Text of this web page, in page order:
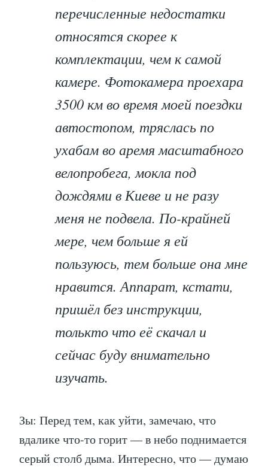
перечисленные недостатки
относятся скорее к
комплектации, чем к самой
камере. Фотокамера проехара
3500 км во время моей поездки
автостопом, тряслась по
ухабам во аремя масштабного
велопробега, мокла под
дождями в Киеве и не разу
меня не подвела. По-крайней
мере, чем больше я ей
пользуюсь, тем больше она мне
нравится. Аппарат, кстати,
пришёл без инструкции,
толькто что её скачал и
сейчас буду внимательно
изучать.
Зы: Перед тем, как уйти, замечаю, что
вдалике что-то горит — в небо поднимается
серый столб дыма. Интересно, что — думаю